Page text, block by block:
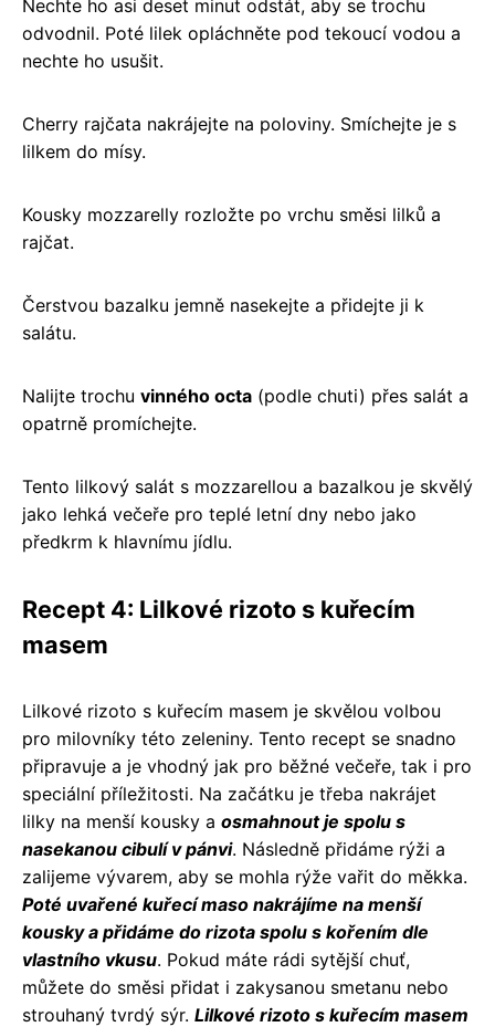
Nechte ho asi deset minut odstát, aby se trochu
odvodnil. Poté lilek opláchněte pod tekoucí vodou a
nechte ho usušit.
Cherry rajčata nakrájejte na poloviny. Smíchejte je s
lilkem do mísy.
Kousky mozzarelly rozložte po vrchu směsi lilků a
rajčat.
Čerstvou bazalku jemně nasekejte a přidejte ji k
salátu.
Nalijte trochu vinného octa (podle chuti) přes salát a
opatrně promíchejte.
Tento lilkový salát s mozzarellou a bazalkou je skvělý
jako lehká večeře pro teplé letní dny nebo jako
předkrm k hlavnímu jídlu.
Recept 4: Lilkové rizoto s kuřecím
masem
Lilkové rizoto s kuřecím masem je skvělou volbou
pro milovníky této zeleniny. Tento recept se snadno
připravuje a je vhodný jak pro běžné večeře, tak i pro
speciální příležitosti. Na začátku je třeba nakrájet
lilky na menší kousky a osmahnout je spolu s
nasekanou cibulí v pánvi. Následně přidáme rýži a
zalijeme vývarem, aby se mohla rýže vařit do měkka.
Poté uvařené kuřecí maso nakrájíme na menší
kousky a přidáme do rizota spolu s kořením dle
vlastního vkusu. Pokud máte rádi sytější chuť,
můžete do směsi přidat i zakysanou smetanu nebo
strouhaný tvrdý sýr. Lilkové rizoto s kuřecím masem